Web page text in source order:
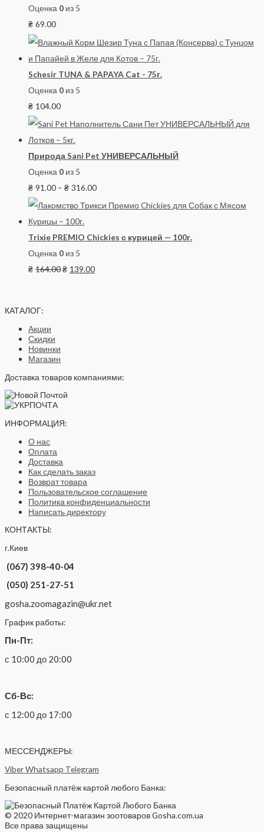
Оценка 0 из 5
₴ 69.00
Schesir TUNA & PAPAYA Cat - 75г.
Оценка 0 из 5
₴ 104.00
Природа Sani Pet УНИВЕРСАЛЬНЫЙ
Оценка 0 из 5
₴ 91.00 – ₴ 316.00
Trixie PREMIO Chickies с курицей — 100г.
Оценка 0 из 5
₴ 164.00₴ 139.00
КАТАЛОГ:
Акции
Скидки
Новинки
Магазин
Доставка товаров компаниями:
ИНФОРМАЦИЯ:
О нас
Оплата
Доставка
Как сделать заказ
Возврат товара
Пользовательское соглашение
Политика конфиденциальности
Написать директору
КОНТАКТЫ:
г.Киев
(067) 398-40-04
(050) 251-27-51
gosha.zoomagazin@ukr.net
График работы:
Пн-Пт:
с 10:00 до 20:00
Сб-Вс:
с 12:00 до 17:00
МЕССЕНДЖЕРЫ:
ViberWhatsapp Telegram
Безопасный платёж картой любого Банка:
© 2020 Интернет-магазин зоотоваров Gosha.com.ua
Все права защищены